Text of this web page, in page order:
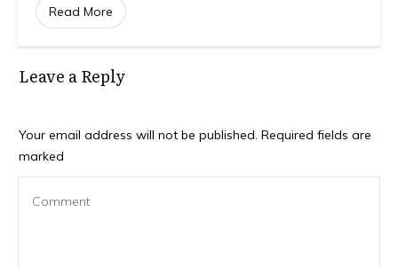
Read More
Leave a Reply
Your email address will not be published. Required fields are
marked